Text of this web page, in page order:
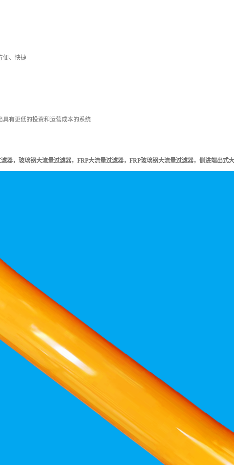
便、快捷
具有更低的投资和运营成本的系统
器， 玻璃钢大流量过滤器， FRP大流量过滤器， FRP玻璃钢大流量过滤器， 侧进端出式